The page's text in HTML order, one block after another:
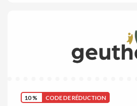
10 % CODE DE RÉDUCTION